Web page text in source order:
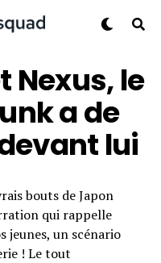
Nexus, le
a de
lui
bouts de Japon
qui rappelle
jeunes, un scénario
! Le tout